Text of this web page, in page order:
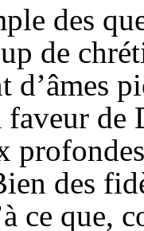
des
de
de
des
ce que,